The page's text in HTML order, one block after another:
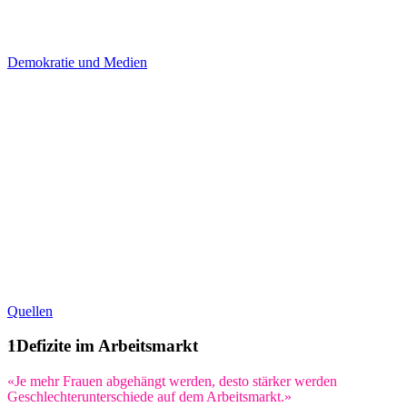
Demokratie und Medien
Quellen
Defizite im Arbeitsmarkt
«Je mehr Frauen abgehängt werden, desto stärker werden
Geschlechterunterschiede auf dem Arbeitsmarkt.»